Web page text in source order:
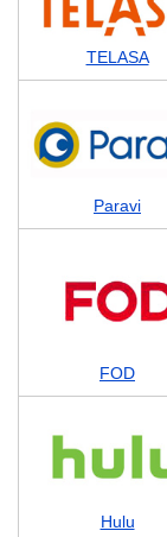
TELASA
Paravi
FOD
Hulu